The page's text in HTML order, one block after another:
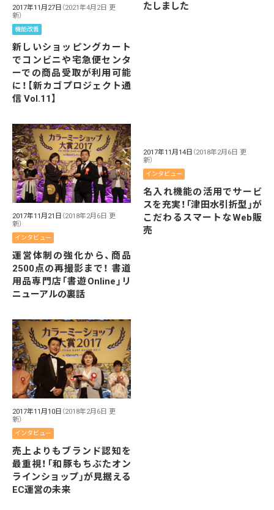
2017年11月27日 （2021年4月2日 更
新）
機能改善
新しいショッピングカート
でコンビニや宅急便センタ
ーでの商品受取が利用可能
に！【新カゴプロジェクト通
信 Vol.11】
たしました
2017年11月21日 （2018年2月6日 更
新）
インタビュー
運営体制の強化から、商品
2500点の再撮影まで！ 書道
用品専門店「書遊Online」リ
ニューアルの裏話
2017年11月14日 （2018年2月6日 更
新）
インタビュー
名入れ機能の活用でサービ
スを充実！「津田水引折型」が
こだわるスマートなWeb販
売
2017年11月10日 （2018年2月6日 更
新）
インタビュー
売上よりもブランド認知を
最重視！「和豚もちぶたオン
ラインショップ」が見据える
EC運営の未来